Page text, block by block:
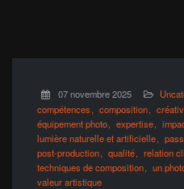
07 novembre 2025
compétences
composition
équipement photo
expertise
lumière naturelle et artificielle
post-production
qualité relation
techniques de composition
un
valeur artistique